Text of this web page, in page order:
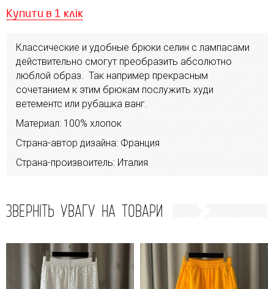
Купити в 1 клік
Классические и удобные брюки селин с лампасами
действительно смогут преобразить абсолютно
люблой образ. Так например прекрасным
сочетанием к этим брюкам послужить худи
ветементс или рубашка ванг.
Материал: 100% хлопок
Страна-автор дизайна: Франция
Страна-произвоитель: Италия
ЗВЕРНІТЬ УВАГУ НА ТОВАРИ